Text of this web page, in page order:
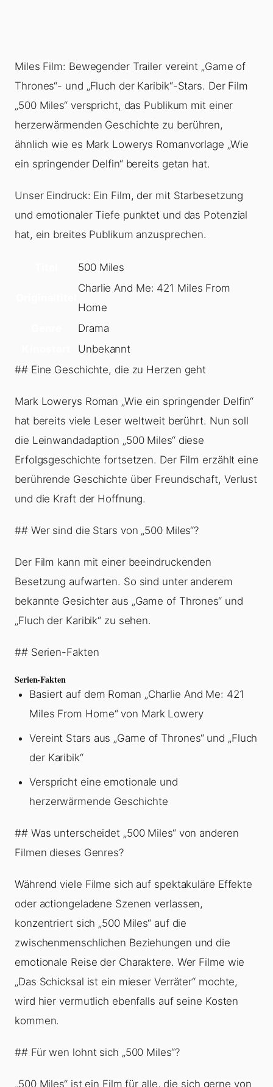
Miles Film: Bewegender Trailer vereint „Game of
Thrones“- und „Fluch der Karibik“-Stars. Der Film
„500 Miles“ verspricht, das Publikum mit einer
herzerwärmenden Geschichte zu berühren,
ähnlich wie es Mark Lowerys Romanvorlage „Wie
ein springender Delfin“ bereits getan hat.
Unser Eindruck: Ein Film, der mit Starbesetzung
und emotionaler Tiefe punktet und das Potenzial
hat, ein breites Publikum anzusprechen.
500 Miles
Charlie And Me: 421 Miles From
Home
Drama
Unbekannt
## Eine Geschichte, die zu Herzen geht
Mark Lowerys Roman „Wie ein springender Delfin“
hat bereits viele Leser weltweit berührt. Nun soll
die Leinwandadaption „500 Miles“ diese
Erfolgsgeschichte fortsetzen. Der Film erzählt eine
berührende Geschichte über Freundschaft, Verlust
und die Kraft der Hoffnung.
## Wer sind die Stars von „500 Miles“?
Der Film kann mit einer beeindruckenden
Besetzung aufwarten. So sind unter anderem
bekannte Gesichter aus „Game of Thrones“ und
„Fluch der Karibik“ zu sehen.
## Serien-Fakten
Serien-Fakten
Basiert auf dem Roman „Charlie And Me: 421
Miles From Home“ von Mark Lowery
Vereint Stars aus „Game of Thrones“ und „Fluch
der Karibik“
Verspricht eine emotionale und
herzerwärmende Geschichte
## Was unterscheidet „500 Miles“ von anderen
Filmen dieses Genres?
Während viele Filme sich auf spektakuläre Effekte
oder actiongeladene Szenen verlassen,
konzentriert sich „500 Miles“ auf die
zwischenmenschlichen Beziehungen und die
emotionale Reise der Charaktere. Wer Filme wie
„Das Schicksal ist ein mieser Verräter“ mochte,
wird hier vermutlich ebenfalls auf seine Kosten
kommen.
## Für wen lohnt sich „500 Miles“?
„500 Miles“ ist ein Film für alle, die sich gerne von